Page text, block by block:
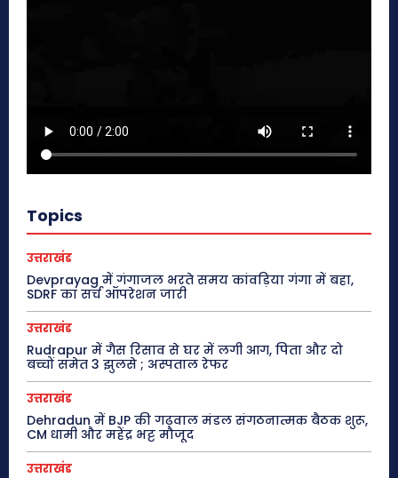
Topics
उत्तराखंड
Devprayag में गंगाजल भरते समय कांवड़िया गंगा में बहा,
SDRF का सर्च ऑपरेशन जारी
उत्तराखंड
Rudrapur में गैस रिसाव से घर में लगी आग, पिता और दो
बच्चों समेत 3 झुलसे ; अस्पताल रेफर
उत्तराखंड
Dehradun में BJP की गढ़वाल मंडल संगठनात्मक बैठक शुरू,
CM धामी और महेंद्र भट्ट मौजूद
उत्तराखंड